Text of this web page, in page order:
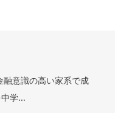
意識の高い家系で成
学...